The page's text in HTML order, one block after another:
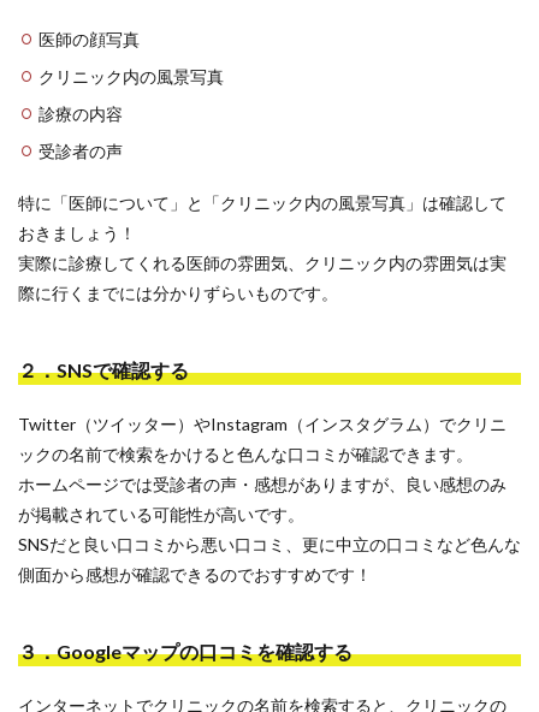
医師の顔写真
クリニック内の風景写真
診療の内容
受診者の声
特に「医師について」と「クリニック内の風景写真」は確認して
おきましょう！
実際に診療してくれる医師の雰囲気、クリニック内の雰囲気は実
際に行くまでには分かりずらいものです。
２．SNSで確認する
Twitter（ツイッター）やInstagram（インスタグラム）でクリニ
ックの名前で検索をかけると色んな口コミが確認できます。
ホームページでは受診者の声・感想がありますが、良い感想のみ
が掲載されている可能性が高いです。
SNSだと良い口コミから悪い口コミ、更に中立の口コミなど色んな
側面から感想が確認できるのでおすすめです！
３．Googleマップの口コミを確認する
インターネットでクリニックの名前を検索すると、クリニックの